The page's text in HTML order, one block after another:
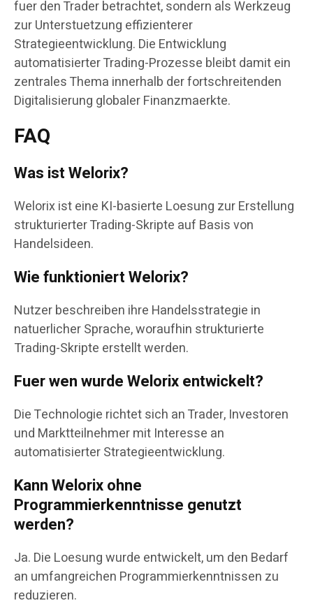
fuer den Trader betrachtet, sondern als Werkzeug
zur Unterstuetzung effizienterer
Strategieentwicklung. Die Entwicklung
automatisierter Trading-Prozesse bleibt damit ein
zentrales Thema innerhalb der fortschreitenden
Digitalisierung globaler Finanzmaerkte.
FAQ
Was ist Welorix?
Welorix ist eine KI-basierte Loesung zur Erstellung
strukturierter Trading-Skripte auf Basis von
Handelsideen.
Wie funktioniert Welorix?
Nutzer beschreiben ihre Handelsstrategie in
natuerlicher Sprache, woraufhin strukturierte
Trading-Skripte erstellt werden.
Fuer wen wurde Welorix entwickelt?
Die Technologie richtet sich an Trader, Investoren
und Marktteilnehmer mit Interesse an
automatisierter Strategieentwicklung.
Kann Welorix ohne
Programmierkenntnisse genutzt
werden?
Ja. Die Loesung wurde entwickelt, um den Bedarf
an umfangreichen Programmierkenntnissen zu
reduzieren.